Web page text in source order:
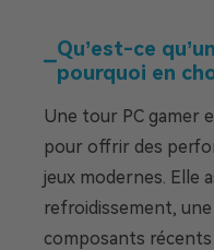
Qu’est-ce
pourquoi en
Une tour PC gamer
pour offrir des
jeux modernes. Elle
refroidissement,
composants